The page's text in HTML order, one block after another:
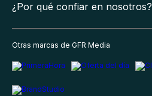
¿Por qué confiar en nosotros?
Otras marcas de GFR Media